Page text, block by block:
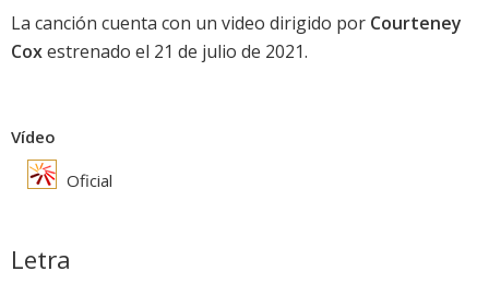
La canción cuenta con un video dirigido por Courteney
Coxestrenado el 21 de julio de 2021.
Vídeo
Oficial
Letra